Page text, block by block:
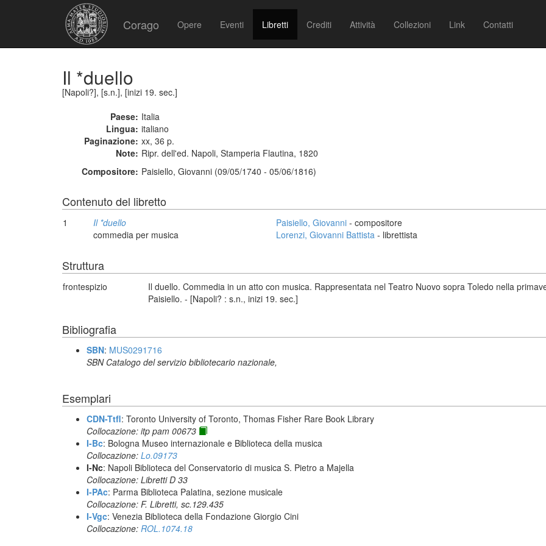
Corago Opere Eventi Libretti Crediti Attività Collezioni Link Contatti
Il *duello
[Napoli?], [s.n.], [inizi 19. sec.]
Paese: Italia
Lingua: italiano
Paginazione: xx, 36 p.
Note: Ripr. dell'ed. Napoli, Stamperia Flautina, 1820
Compositore: Paisiello, Giovanni (09/05/1740 - 05/06/1816)
Contenuto del libretto
1
Il *duello
commedia per musica
Paisiello, Giovanni - compositore
Lorenzi, Giovanni Battista - librettista
Struttura
frontespizio
Il duello. Commedia in un atto con musica. Rappresentata nel Teatro Nuovo sopra Toledo nella
Paisiello. - [Napoli? : s.n., inizi 19. sec.]
Bibliografia
SBN: MUS0291716
SBN Catalogo del servizio bibliotecario nazionale,
Esemplari
CDN-Ttfl: Toronto University of Toronto, Thomas Fisher Rare Book Library
Collocazione: itp pam 00673
I-Bc: Bologna Museo internazionale e Biblioteca della musica
Collocazione: Lo.09173
I-Nc: Napoli Biblioteca del Conservatorio di musica S. Pietro a Majella
Collocazione: Libretti D 33
I-PAc: Parma Biblioteca Palatina, sezione musicale
Collocazione: F. Libretti, sc.129.435
I-Vgc: Venezia Biblioteca della Fondazione Giorgio Cini
Collocazione: ROL.1074.18